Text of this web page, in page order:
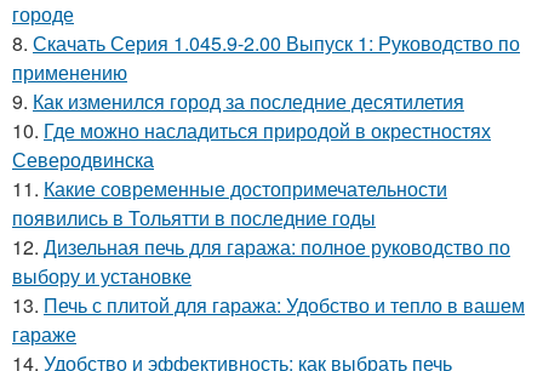
городе
8. Скачать Серия 1.045.9-2.00 Выпуск 1: Руководство по
применению
9. Как изменился город за последние десятилетия
10. Где можно насладиться природой в окрестностях
Северодвинска
11. Какие современные достопримечательности
появились в Тольятти в последние годы
12. Дизельная печь для гаража: полное руководство по
выбору и установке
13. Печь с плитой для гаража: Удобство и тепло в вашем
гараже
14. Удобство и эффективность: как выбрать печь